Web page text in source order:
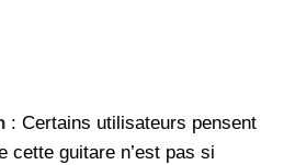
: Certains utilisateurs pensent
cette guitare n’est pas si